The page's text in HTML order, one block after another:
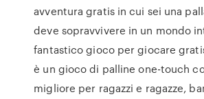
avventura gratis in cui sei una
deve sopravvivere in un mondo
fantastico gioco per giocare
è un gioco di palline one-touch
migliore per ragazzi e ragazze,